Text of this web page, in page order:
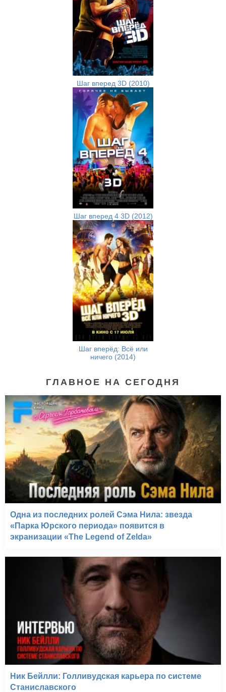
Шаг вперед 3D (2010)
Шаг вперед 4 3D (2012)
Шаг вперёд: Всё или
ничего (2014)
ГЛАВНОЕ НА СЕГОДНЯ
Одна из последних ролей Сэма Нила: звезда
«Парка Юрского периода» появится в
экранизации «The Legend of Zelda»
Ник Бейлли: Голливудская карьера по системе
Станиславского